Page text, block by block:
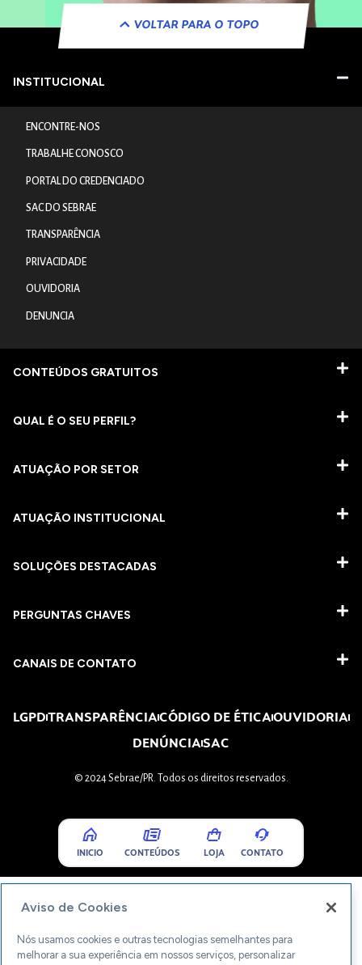
VOLTAR PARA O TOPO
INSTITUCIONAL
ENCONTRE-NOS
TRABALHE CONOSCO
PORTAL DO CREDENCIADO
SAC DO SEBRAE
TRANSPARÊNCIA
PRIVACIDADE
OUVIDORIA
DENUNCIA
CONTEÚDOS GRATUITOS
QUAL É O SEU PERFIL?
ATUAÇÃO POR SETOR
ATUAÇÃO INSTITUCIONAL
SOLUÇÕES DESTACADAS
PERGUNTAS CHAVES​
CANAIS DE CONTATO
LGPDTRANSPARÊNCIACÓDIGO DE ÉTICAOUVIDORIA
DENÚNCIASAC
© 2024 Sebrae/PR. Todos os direitos reservados.
INICIO CONTEÚDOS LOJA CONTATO
Aviso de Cookies
Nós usamos cookies e outras tecnologias semelhantes para
melhorar a sua experiência em nossos serviços, personalizar